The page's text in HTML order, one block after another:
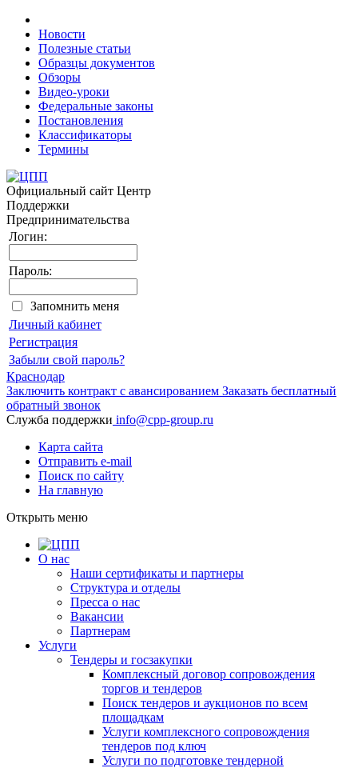
Новости
Полезные статьи
Образцы документов
Обзоры
Видео-уроки
Федеральные законы
Постановления
Классификаторы
Термины
Официальный сайт Центр
Поддержки
Предпринимательства
Логин:
Пароль:
Запомнить меня
Личный кабинет
Регистрация
Забыли свой пароль?
Краснодар
Заключить контракт с авансированием Заказать бесплатный
обратный звонок
Служба поддержки info@cpp-group.ru
Карта сайта
Отправить e-mail
Поиск по сайту
На главную
Открыть меню
О нас
Наши сертификаты и партнеры
Структура и отделы
Пресса о нас
Вакансии
Партнерам
Услуги
Тендеры и госзакупки
Комплексный договор сопровождения
торгов и тендеров
Поиск тендеров и аукционов по всем
площадкам
Услуги комплексного сопровождения
тендеров под ключ
Услуги по подготовке тендерной